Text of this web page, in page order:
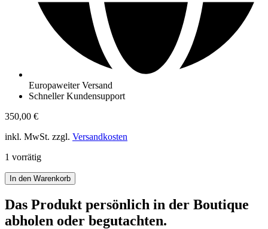
Europaweiter Versand
Schneller Kundensupport
350,00 €
inkl. MwSt. zzgl. Versandkosten
1 vorrätig
CHANEL
Sonnenbrille
Menge
In den Warenkorb
Das Produkt persönlich in der Boutique
abholen oder begutachten.